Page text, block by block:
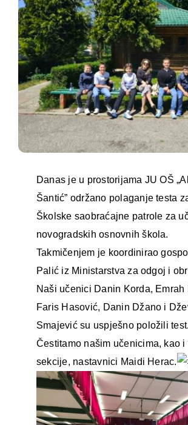
Danas je u prostorijama JU OŠ
Šantić” održano polaganje testa
Školske saobraćajne patrole za
novogradskih osnovnih škola.
Takmičenjem je koordinirao
Palić iz Ministarstva za odgoj i
Naši učenici Danin Korda, Emrah
Faris Hasović, Danin Džano i
Smajević su uspješno položili test.
Čestitamo našim učenicima, kao i
sekcije, nastavnici Maidi Herac.